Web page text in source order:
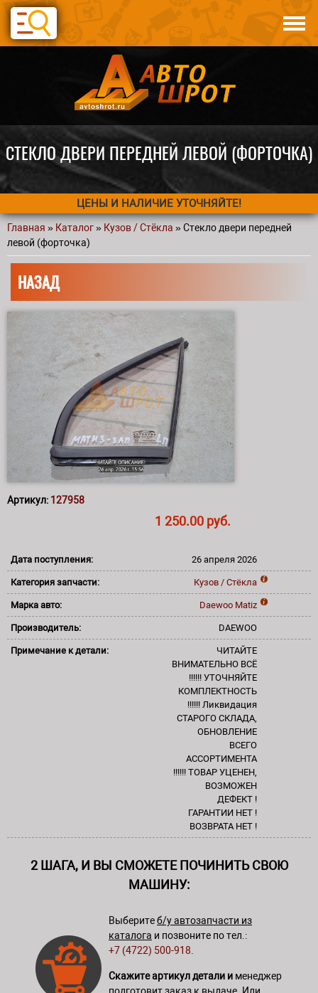
Перейти к основному содержанию
Авто по запчастям
Статьи
СТЕКЛО ДВЕРИ ПЕРЕДНЕЙ ЛЕВОЙ (ФОРТОЧКА)
ЦЕНЫ И НАЛИЧИЕ УТОЧНЯЙТЕ!
Вы здесь
Главная » Каталог» Кузов / Стёкла » Стекло двери передней
левой (форточка)
НАЗАД
Артикул: 127958
1 250.00 руб.
Дата поступления: 26 апреля 2026
Категория запчасти: Кузов / Стёкла
Марка авто: Daewoo Matiz
Производитель: DAEWOO
Примечание к детали:
ЧИТАЙТЕ
ВНИМАТЕЛЬНО ВСЁ
!!!!!! УТОЧНЯЙТЕ
КОМПЛЕКТНОСТЬ
!!!!!! Ликвидация
СТАРОГО СКЛАДА,
ОБНОВЛЕНИЕ
ВСЕГО
АССОРТИМЕНТА
!!!!!! ТОВАР УЦЕНЕН,
ВОЗМОЖЕН
ДЕФЕКТ !
ГАРАНТИИ НЕТ !
ВОЗВРАТА НЕТ !
2 ШАГА, И ВЫ СМОЖЕТЕ ПОЧИНИТЬ СВОЮ
МАШИНУ:
Выберитеб/у автозапчасти из
каталога и позвоните по тел.:
+7 (4722) 500-918
Скажите артикул детали и менеджер
подготовит заказ к выдаче. Или